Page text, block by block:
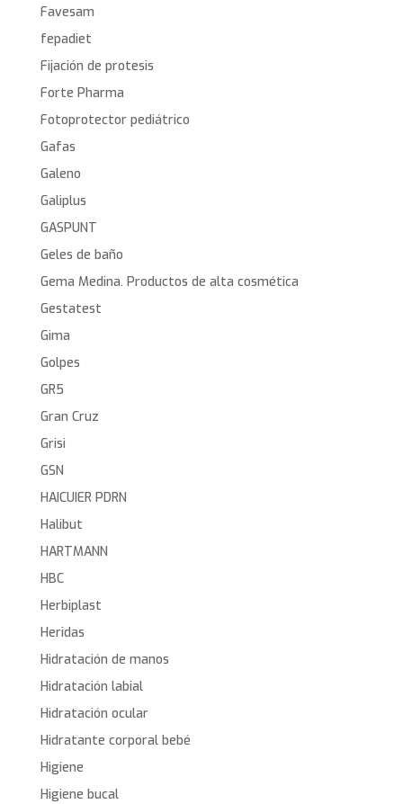
Favesam
fepadiet
Fijación de protesis
Forte Pharma
Fotoprotector pediátrico
Gafas
Galeno
Galiplus
GASPUNT
Geles de baño
Gema Medina. Productos de alta cosmética
Gestatest
Gima
Golpes
GR5
Gran Cruz
Grisi
GSN
HAICUIER PDRN
Halibut
HARTMANN
HBC
Herbiplast
Heridas
Hidratación de manos
Hidratación labial
Hidratación ocular
Hidratante corporal bebé
Higiene
Higiene bucal